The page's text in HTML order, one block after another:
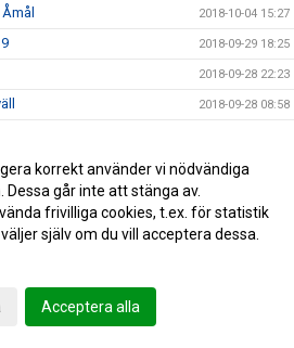
2018-10-04 15:27
2018-09-29 18:25
2018-09-28 22:23
2018-09-28 08:58
2018-09-19 21:41
2018-09-14 11:21
2018-09-10 09:55
korrekt använder vi nödvändiga
går inte att stänga av.
frivilliga cookies, t.ex. för statistik
själv om du vill acceptera dessa.
Acceptera alla